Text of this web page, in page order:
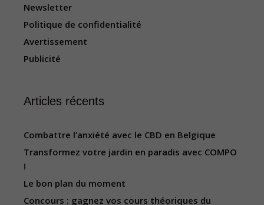
Newsletter
Politique de confidentialité
Avertissement
Publicité
Articles récents
Combattre l’anxiété avec le CBD en Belgique
Transformez votre jardin en paradis avec COMPO
!
Le bon plan du moment
Concours : gagnez vos cours théoriques du